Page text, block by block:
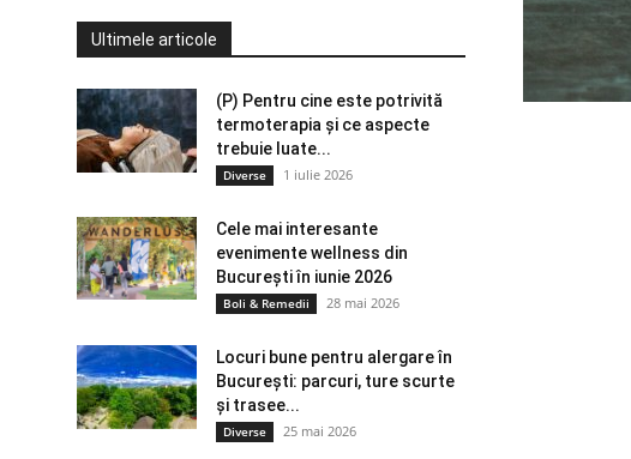
Ultimele articole
(P) Pentru cine este potrivită
termoterapia și ce aspecte
trebuie luate...
Diverse 1 iulie 2026
Cele mai interesante
evenimente wellness din
București în iunie 2026
Boli & Remedii 28 mai 2026
Locuri bune pentru alergare în
București: parcuri, ture scurte
și trasee...
Diverse 25 mai 2026